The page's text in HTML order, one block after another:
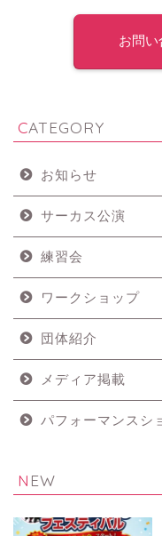
お問い
CATEGORY
お知らせ
サーカス公演
練習会
ワークショップ
団体紹介
メディア掲載
パフォーマンスシ
NEW